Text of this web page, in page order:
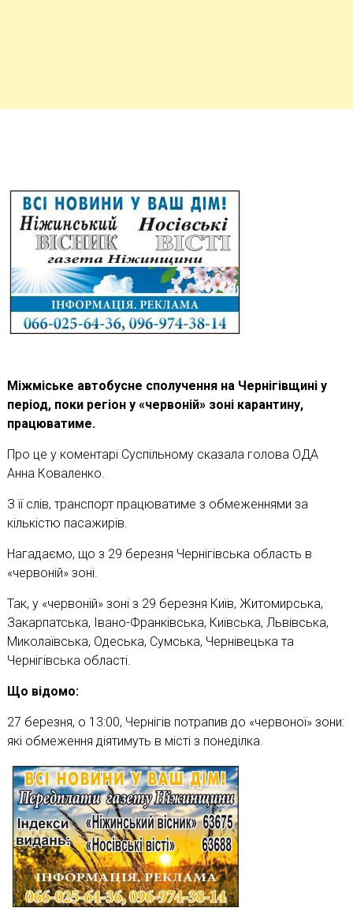
Міжміське автобусне сполучення на Чернігівщині у
період, поки регіон у «червоній» зоні карантину,
працюватиме.
Про це у коментарі Суспільному сказала голова ОДА
Анна Коваленко.
З її слів, транспорт працюватиме з обмеженнями за
кількістю пасажирів.
Нагадаємо, що з 29 березня Чернігівська область в
«червоній» зоні.
Так, у «червоній» зоні з 29 березня Київ, Житомирська,
Закарпатська, Івано-Франківська, Київська, Львівська,
Миколаївська, Одеська, Сумська, Чернівецька та
Чернігівська області.
Що відомо:
27 березня, о 13:00, Чернігів потрапив до «червоної» зони:
які обмеження діятимуть в місті з понеділка.